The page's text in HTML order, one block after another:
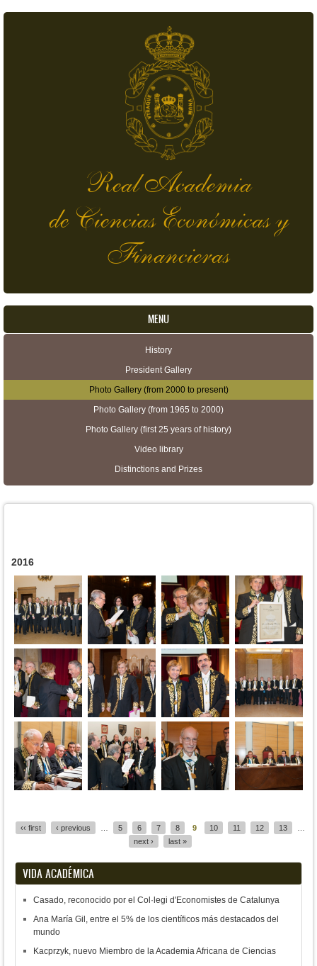
Real Academia
de Ciencias Económicas y
Financieras
MENU
History
President Gallery
Photo Gallery (from 2000 to present)
Photo Gallery (from 1965 to 2000)
Photo Gallery (first 25 years of history)
Video library
Distinctions and Prizes
2016
‹‹ first ‹ previous 5 6 7 8 9 10 11 12 13
next ›
last »
VIDA ACADÉMICA
Casado, reconocido por el Col·legi d'Economistes de Catalunya
Ana María Gil, entre el 5% de los científicos más destacados del
mundo
Kacprzyk, nuevo Miembro de la Academia Africana de Ciencias